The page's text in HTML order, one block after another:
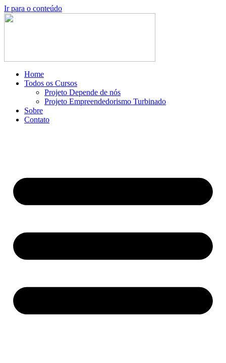
Ir para o conteúdo
Home
Todos os Cursos
Projeto Depende de nós
Projeto Empreendedorismo Turbinado
Sobre
Contato